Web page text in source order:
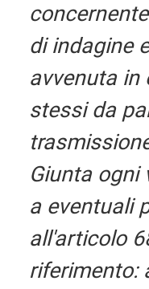
di indagine
avvenuta in
stessi da
Giunta ogni
a eventuali
all'articolo
riferimento: